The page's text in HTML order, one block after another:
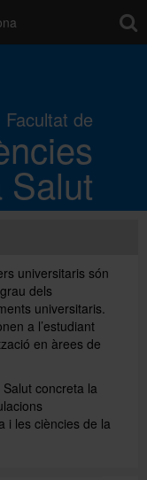
Facultat de
Salut
universitaris són
dels
universitaris.
a l’estudiant
en àrees de
concreta la
i les ciències de la